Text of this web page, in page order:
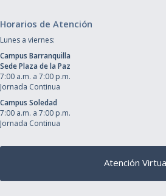
Horarios de Atención
Lunes a viernes:
Campus Barranquilla
Sede Plaza de la Paz
7:00 a.m. a 7:00 p.m.
Jornada Continua
Campus Soledad
7:00 a.m. a 7:00 p.m.
Jornada Continua
Atención